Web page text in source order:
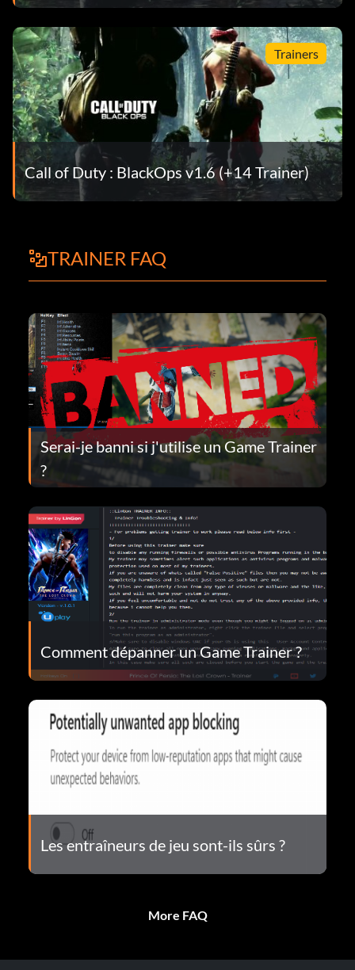
Trainers
Call of Duty : BlackOps v1.6 (+14 Trainer)
TRAINER FAQ
Serai-je banni si j'utilise un Game Trainer
?
Comment dépanner un Game Trainer ?
Les entraîneurs de jeu sont-ils sûrs ?
More FAQ